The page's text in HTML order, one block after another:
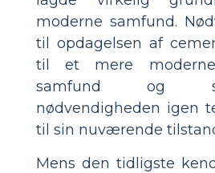
moderne samfund.
til opdagelsen af
til et mere
samfund og
nødvendigheden igen
til sin nuværende
Mens den tidligste